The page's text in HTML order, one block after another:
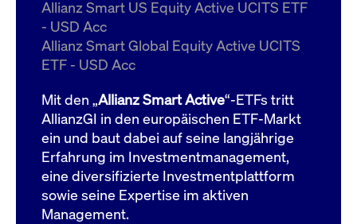
Allianz Smart US Equity Active UCITS ETF
- USD Acc
Allianz Smart Global Equity Active UCITS
ETF - USD Acc
Mit den „Allianz Smart Active“-ETFs tritt
AllianzGI in den europäischen ETF-Markt
ein und baut dabei auf seine langjährige
Erfahrung im Investmentmanagement,
eine diversifizierte Investmentplattform
sowie seine Expertise im aktiven
Management.
ApplicationGatewayAffinityCORS
boerse.com